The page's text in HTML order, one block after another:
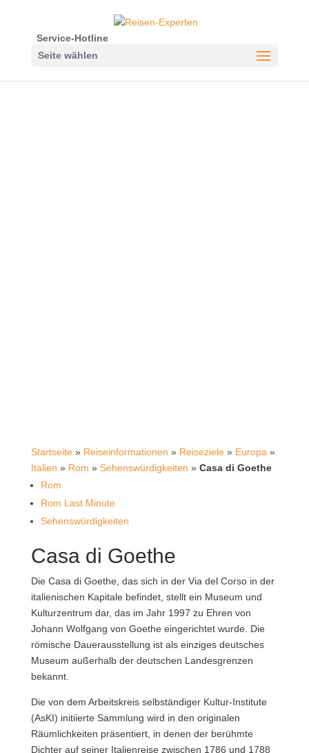
Service-Hotline
Seite wählen
Startseite» Reiseinformationen » Reiseziele» Europa »
Italien » Rom » Sehenswürdigkeiten » Casa di Goethe
Rom
Rom Last Minute
Sehenswürdigkeiten
Casa di Goethe
Die Casa di Goethe, das sich in der Via del Corso in der
italienischen Kapitale befindet, stellt ein Museum und
Kulturzentrum dar, das im Jahr 1997 zu Ehren von
Johann Wolfgang von Goethe eingerichtet wurde. Die
römische Dauerausstellung ist als einziges deutsches
Museum außerhalb der deutschen Landesgrenzen
bekannt.
Die von dem Arbeitskreis selbständiger Kultur-Institute
(AsKI) initiierte Sammlung wird in den originalen
Räumlichkeiten präsentiert, in denen der berühmte
Dichter auf seiner Italienreise zwischen 1786 und 1788